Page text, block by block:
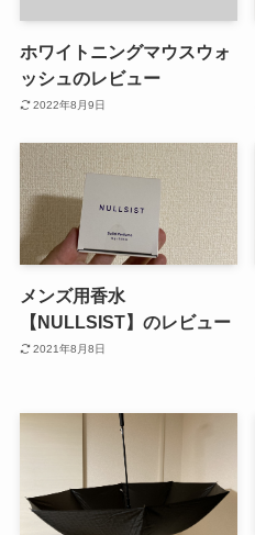
ホワイトニングマウスウォ
ッシュのレビュー
2022年8月9日
メンズ用香水
【NULLSIST】のレビュー
2021年8月8日